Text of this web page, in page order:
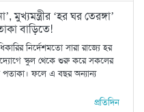
মুখ্যমন্ত্রীর ‘হর ঘর তেরঙ্গা’
বাড়িতে!
নির্দেশমতো সারা রাজ্যে হর
স্কুল থেকে শুরু করে সকলের
পতাকা। ফলে এ বছর অন্যান্য
প্রতিদিন